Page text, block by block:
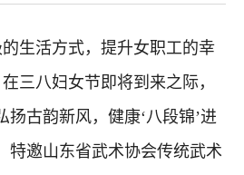
生活方式， 提升女职工的幸
三八妇女节即将到来之际，
扬古韵新风，健康‘八段锦’进
特邀山东省武术协会传统武术